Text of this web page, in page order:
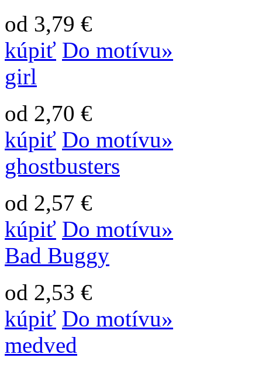
od 3,79 €
kúpiť Do motívu»
girl
od 2,70 €
kúpiť Do motívu»
ghostbusters
od 2,57 €
kúpiť Do motívu»
Bad Buggy
od 2,53 €
kúpiť Do motívu»
medved